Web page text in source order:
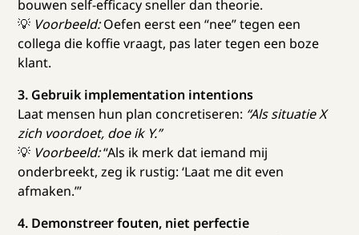
bouwen self-efficacy sneller dan theorie.
💡 Voorbeeld:Oefen eerst een “nee” tegen een
collega die koffie vraagt, pas later tegen een boze
klant.
3. Gebruik implementation intentions
Laat mensen hun plan concretiseren: “Als situatie X
zich voordoet, doe ik Y.”
💡 Voorbeeld:“Als ik merk dat iemand mij
onderbreekt, zeg ik rustig: ‘Laat me dit even
afmaken.’”
4. Demonstreer fouten, niet perfectie